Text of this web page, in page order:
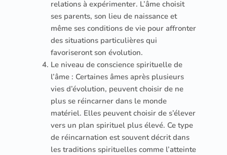
relations à expérimenter. L’âme choisit
ses parents, son lieu de naissance et
même ses conditions de vie pour affronter
des situations particulières qui
favoriseront son évolution.
Le niveau de conscience spirituelle de
l’âme : Certaines âmes après plusieurs
vies d’évolution, peuvent choisir de ne
plus se réincarner dans le monde
matériel. Elles peuvent choisir de s’élever
vers un plan spirituel plus élevé. Ce type
de réincarnation est souvent décrit dans
les traditions spirituelles comme l’atteinte